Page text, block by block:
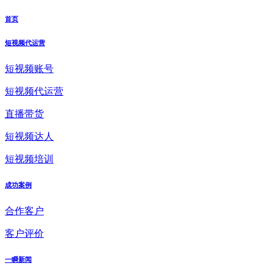
首页
短视频代运营
短视频账号
短视频代运营
直播带货
短视频达人
短视频培训
成功案例
合作客户
客户评价
一瞬新闻